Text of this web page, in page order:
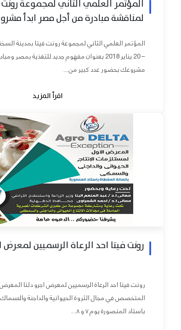
المؤتمر العلمي الثاني لمجموعة رونت
لمناقشة مبادرة من أجل مصر ابدأ
– 20 يناير 2018 بعنوان مفهوم جديد للتغذية
مشروعك بحضور عدد كبير من...
اقرأ المزيد
رونت فيتا احد الرعاة الرسميين لمعرض
رونت فيتا احد الرعاة الرسميين لمعرض اجرو دلتا
المتخصص في مجال الثروة الحيوانية والداجنة
باستاد المنصورة يوم ٧ و ٨...